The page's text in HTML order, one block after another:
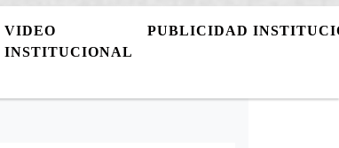
VIDEO
INSTITUCIONAL
PUBLICIDAD